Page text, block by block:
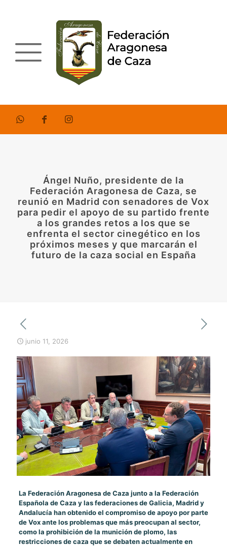
Ángel Nuño, presidente de la
Federación Aragonesa de Caza, se
reunió en Madrid con senadores de Vox
para pedir el apoyo de su partido frente
a los grandes retos a los que se
enfrenta el sector cinegético en los
próximos meses y que marcarán el
futuro de la caza social en España
junio 11, 2026
La Federación Aragonesa de Caza junto a la Federación
Española de Caza y las federaciones de Galicia, Madrid y
Andalucía han obtenido el compromiso de apoyo por parte
de Vox ante los problemas que más preocupan al sector,
como la prohibición de la munición de plomo, las
restricciones de caza que se debaten actualmente en